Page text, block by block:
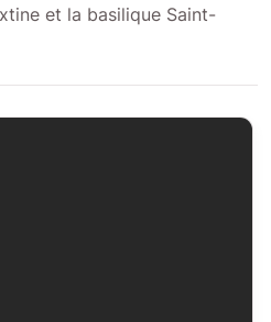
et la basilique Saint-